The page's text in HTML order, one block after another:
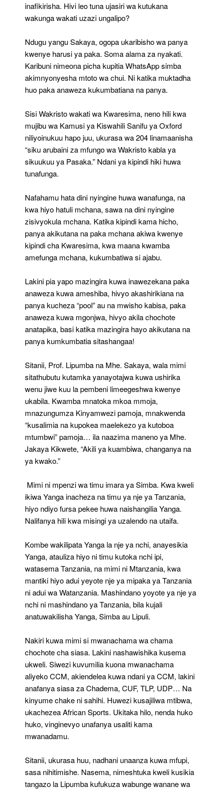
inafikirisha. Hivi leo tuna ujasiri wa kutukana
wakunga wakati uzazi ungalipo?
Ndugu yangu Sakaya, ogopa ukaribisho wa panya
kwenye harusi ya paka. Soma alama za nyakati.
Karibuni nimeona picha kupitia WhatsApp simba
akimnyonyesha mtoto wa chui. Ni katika muktadha
huo paka anaweza kukumbatiana na panya.
Sisi Wakristo wakati wa Kwaresima, neno hili kwa
mujibu wa Kamusi ya Kiswahili Sanifu ya Oxford
niliyoinukuu hapo juu, ukurasa wa 204 linamaanisha
“siku arubaini za mfungo wa Wakristo kabla ya
sikuukuu ya Pasaka.” Ndani ya kipindi hiki huwa
tunafunga.
Nafahamu hata dini nyingine huwa wanafunga, na
kwa hiyo hatuli mchana, sawa na dini nyingine
zisivyokula mchana. Katika kipindi kama hicho,
panya akikutana na paka mchana akiwa kwenye
kipindi cha Kwaresima, kwa maana kwamba
amefunga mchana, kukumbatiwa si ajabu.
Lakini pia yapo mazingira kuwa inawezekana paka
anaweza kuwa ameshiba, hivyo akashirikiana na
panya kucheza “pool” au na mwisho kabisa, paka
anaweza kuwa mgonjwa, hivyo akila chochote
anatapika, basi katika mazingira hayo akikutana na
panya kumkumbatia sitashangaa!
Sitanii, Prof. Lipumba na Mhe. Sakaya, wala mimi
sitathubutu kutamka yanayotajwa kuwa ushirika
wenu jiwe kuu la pembeni limeegeshwa kwenye
ukabila. Kwamba mnatoka mkoa mmoja,
mnazungumza Kinyamwezi pamoja, mnakwenda
“kusalimia na kupokea maelekezo ya kutoboa
mtumbwi” pamoja… ila naazima maneno ya Mhe.
Jakaya Kikwete, “Akili ya kuambiwa, changanya na
ya kwako.”
Mimi ni mpenzi wa timu imara ya Simba. Kwa kweli
ikiwa Yanga inacheza na timu ya nje ya Tanzania,
hiyo ndiyo fursa pekee huwa naishangilia Yanga.
Nalifanya hili kwa misingi ya uzalendo na utaifa.
Kombe wakilipata Yanga la nje ya nchi, anayesikia
Yanga, atauliza hiyo ni timu kutoka nchi ipi,
watasema Tanzania, na mimi ni Mtanzania, kwa
mantiki hiyo adui yeyote nje ya mipaka ya Tanzania
ni adui wa Watanzania. Mashindano yoyote ya nje ya
nchi ni mashindano ya Tanzania, bila kujali
anatuwakilisha Yanga, Simba au Lipuli.
Nakiri kuwa mimi si mwanachama wa chama
chochote cha siasa. Lakini nashawishika kusema
ukweli. Siwezi kuvumilia kuona mwanachama
aliyeko CCM, akiendelea kuwa ndani ya CCM, lakini
anafanya siasa za Chadema, CUF, TLP, UDP… Na
kinyume chake ni sahihi. Huwezi kusajiliwa mtibwa,
ukachezea African Sports. Ukitaka hilo, nenda huko
huko, vinginevyo unafanya usaliti kama
mwanadamu.
Sitanii, ukurasa huu, nadhani unaanza kuwa mfupi,
sasa nihitimishe. Nasema, nimeshtuka kweli kusikia
tangazo la Lipumba kufukuza wabunge wanane wa